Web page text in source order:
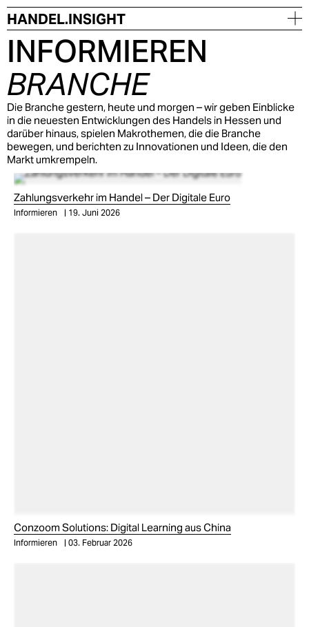
INFORMIEREN
BRANCHE
Die Branche gestern, heute und morgen – wir geben Einblicke
in die neuesten Entwicklungen des Handels in Hessen und
darüber hinaus, spielen Makrothemen, die die Branche
bewegen, und berichten zu Innovationen und Ideen, die den
Markt umkrempeln.
Zahlungsverkehr im Handel – Der Digitale Euro
Informieren 19. Juni 2026
Conzoom Solutions: Digital Learning aus China
Informieren 03. Februar 2026